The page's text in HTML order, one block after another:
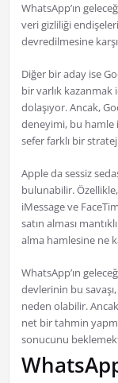
WhatsApp’ın
veri gizliliği
devredilmesine karşı
Diğer bir aday ise
bir varlık kazanmak
dolaşıyor. Ancak,
deneyimi, bu hamle
sefer farklı bir
Apple da sessiz
bulunabilir.
iMessage ve
satın alması
alma hamlesine ne
WhatsApp’ın
devlerinin bu
neden olabilir.
net bir tahmin
sonucunu